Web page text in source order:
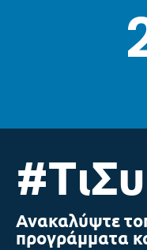
Ανακαλύψτε
προγράμματα